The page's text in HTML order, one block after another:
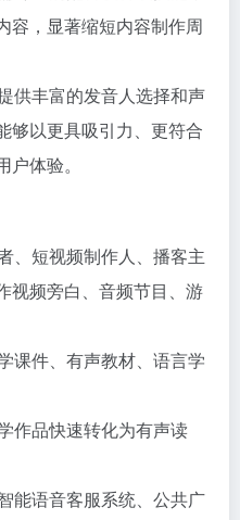
容，显著缩短内容制作周
供丰富的发音人选择和声
够以更具吸引力、更符合
体验。
、短视频制作人、播客主
视频旁白、音频节目、游
课件、有声教材、语言学
作品快速转化为有声读
能语音客服系统、公共广